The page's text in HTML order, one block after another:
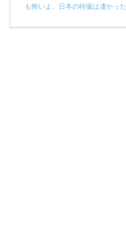
も怖いよ、日本の特撮は凄かった